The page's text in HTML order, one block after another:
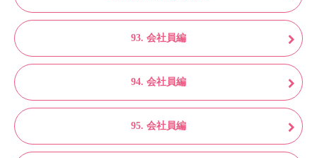
93. 会社員編
94. 会社員編
95. 会社員編